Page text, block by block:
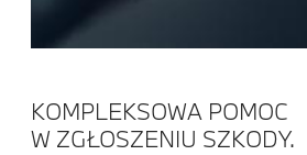
KOMPLEKSOWA POMOC
W ZGŁOSZENIU SZKODY.